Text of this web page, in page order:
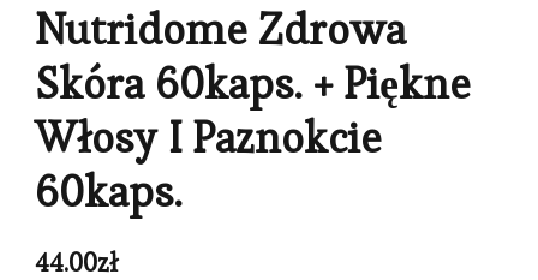
Nutridome Zdrowa
Skóra 60kaps. + Piękne
Włosy I Paznokcie
60kaps.
44.00zł